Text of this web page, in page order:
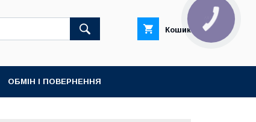
Кошик
ОБМІН І ПОВЕРНЕННЯ
КНОПКА
ЗВ'ЯЗКУ